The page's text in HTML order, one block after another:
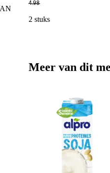
4.98
2 stuks
Meer van dit